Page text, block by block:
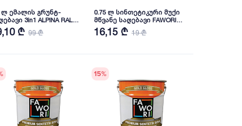
ლ ემალის გრუნტ-
3in1 ALPINA RAL
₾ 99 ₾
0.75 ლ სინთეტიკური მუქი
მწვანე საღებავი FAWORI
Premium
16,15 ₾ 19 ₾
15%